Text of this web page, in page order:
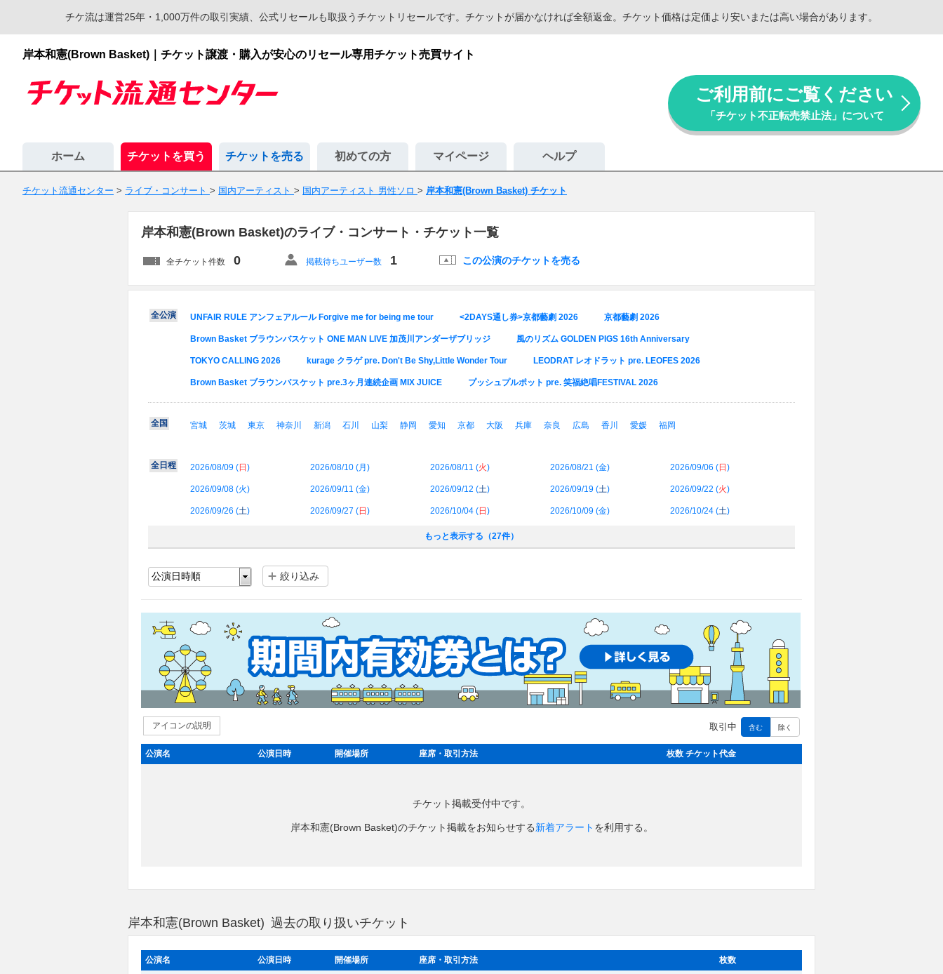
チケ流は運営25年・1,000万件の取引実績、公式リセールも取扱うチケットリセールです。チケットが届かなければ全額返金。チケット価格は定価より安いまたは高い場合があります。
岸本和憲(Brown Basket)｜チケット譲渡・購入が安心のリセール専用チケット売買サイト
ご利用前にご覧ください
「チケット不正転売禁止法」について
ホーム チケットを買う チケットを売る 初めての方 マイページ ヘルプ
チケット流通センター > ライブ・コンサート > 国内アーティスト > 国内アーティスト 男性ソロ > 岸本和憲(Brown Basket) チケット
岸本和憲(Brown Basket)のライブ・コンサート・チケット一覧
全チケット件数 0 掲載待ちユーザー数 1 この公演のチケットを売る
全公演 UNFAIR RULE アンフェアルール Forgive me for being me tour <2DAYS通し券>京都藝劇 2026 京都藝劇 2026
Brown Basket ブラウンバスケット ONE MAN LIVE 加茂川アンダーザブリッジ 風のリズム GOLDEN PIGS 16th Anniversary
TOKYO CALLING 2026 kurage クラゲ pre. Don't Be Shy,Little Wonder Tour LEODRAT レオドラット pre. LEOFES 2026
Brown Basket ブラウンバスケット pre.3ヶ月連続企画 MIX JUICE プッシュプルポット pre. 笑福絶唱FESTIVAL 2026
全国 宮城 茨城 東京 神奈川 新潟 石川 山梨 静岡 愛知 京都 大阪 兵庫 奈良 広島 香川 愛媛 福岡
全日程 2026/08/09 (日 ) 2026/08/10 (月 ) 2026/08/11 (火) 2026/08/21 (金) 2026/09/06 (日 )
2026/09/08 (火) 2026/09/11 (金) 2026/09/12 (土) 2026/09/19 (土) 2026/09/22 (火)
2026/09/26 (土) 2026/09/27 (日 ) 2026/10/04 (日 ) 2026/10/09 (金) 2026/10/24 (土)
もっと表示する（27件）
絞り込み
アイコンの説明 取引中 含む 除く
公演名 公演日時 開催場所 座席・取引方法 枚数 チケット代金
チケット掲載受付中です。
岸本和憲(Brown Basket)のチケット掲載をお知らせする新着アラート を利用する。
岸本和憲(Brown Basket) 過去の取り扱いチケット
公演名 公演日時 開催場所 座席・取引方法 枚数